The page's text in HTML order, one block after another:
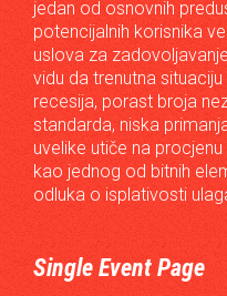
jedan od osnovnih
potencijalnih korisnika
uslova za
vidu da trenutna
recesija, porast broja
standarda, niska
uvelike utiče na
kao jednog od bitnih
odluka o isplativosti
Single Event Page